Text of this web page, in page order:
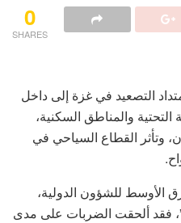
0
SHARES
التصعيد في غزة إلى داخل
والمناطق السكنية،
وتأثر القطاع السياحي في
للشؤون الدولية،
فقد ألحقت الضربات على مدى